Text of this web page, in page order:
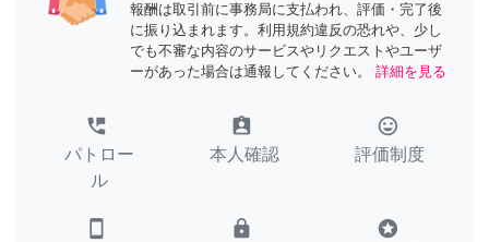
報酬は取引前に事務局に支払われ、評価・完了後
に振り込まれます。利用規約違反の恐れや、少し
でも不審な内容のサービスやリクエストやユーザ
ーがあった場合は通報してください。
詳細を見る
perm_phone_msg
パトロー
ル
assignment_ind
本人確認
tag_faces
評価制度
smartphone lock stars